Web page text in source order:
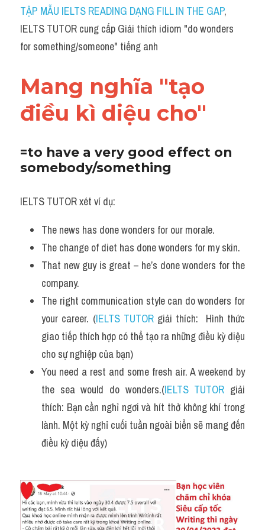
Idiom
Grammar
Word form
Cách dùng từ
Đề thi thật Task 2
Speaking
Reading
TẬP MẪU IELTS READING DẠNG FILL IN THE GAP,
IELTS TUTOR cung cấp Giải thích idiom "do wonders
for something/someone" tiếng anh
Mang nghĩa "tạo
điều kì diệu cho"
​=to have a very good effect on
somebody/something
IELTS TUTOR xét ví dụ:
The news has done wonders for our morale.
The change of diet has done wonders for my skin.
That new guy is great – he’s done wonders for the
company.
The right communication style can do wonders for
your career. (IELTS TUTOR giải thích:  Hình thức
giao tiếp thích hợp có thể tạo ra những điều kỳ diệu
cho sự nghiệp của bạn)
You need a rest and some fresh air. A weekend by
the sea would do wonders.(IELTS TUTOR giải
thích: Bạn cần nghỉ ngơi và hít thở không khí trong
lành. Một kỳ nghỉ cuối tuần ngoài biển sẽ mang đến
điều kỳ diệu đấy)